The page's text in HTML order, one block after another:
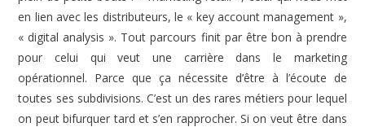
en lien avec les distributeurs, le « key account management »,
« digital analysis ». Tout parcours finit par être bon à prendre
pour celui qui veut une carrière dans le marketing
opérationnel. Parce que ça nécessite d’être à l’écoute de
toutes ses subdivisions. C’est un des rares métiers pour lequel
on peut bifurquer tard et s’en rapprocher. Si on veut être dans